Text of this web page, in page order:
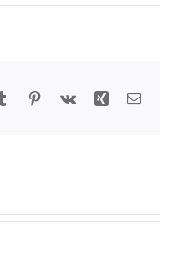
Tumblr Pinterest
Vk Xing E-